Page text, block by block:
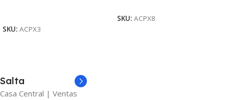
SKU: ACPX3
SKU: ACPX8
Salta
Casa Central | Ventas